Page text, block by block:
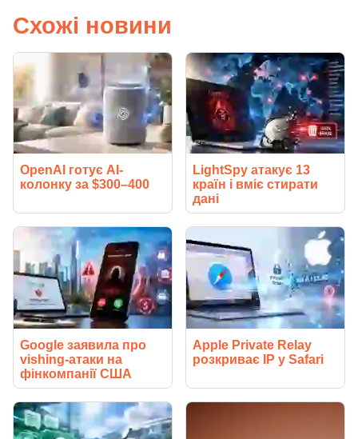
Схожі новини
OpenAI готує AI-
колонку за $300–400
LightSpy атакує 13
країн і вміє стирати
дані
Google заявила про
vishing-атаки на
фінкомпанії США
Apple Private Relay
розкриває IP у Safari